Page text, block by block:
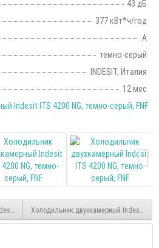
43 дБ
377 кВт*ч/год
А
темно-серый
INDESIT, Италия
12 мес
ITS 4200 G, серый, FNF
Холодильник двухкамерный Indesit ITS